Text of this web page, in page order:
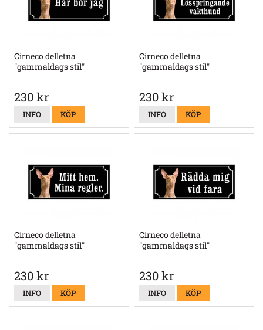
Cirneco delletna
"gammaldags stil"
230 kr
INFO KÖP
Cirneco delletna
"gammaldags stil"
230 kr
INFO KÖP
Cirneco delletna
"gammaldags stil"
230 kr
INFO KÖP
Cirneco delletna
"gammaldags stil"
230 kr
INFO KÖP